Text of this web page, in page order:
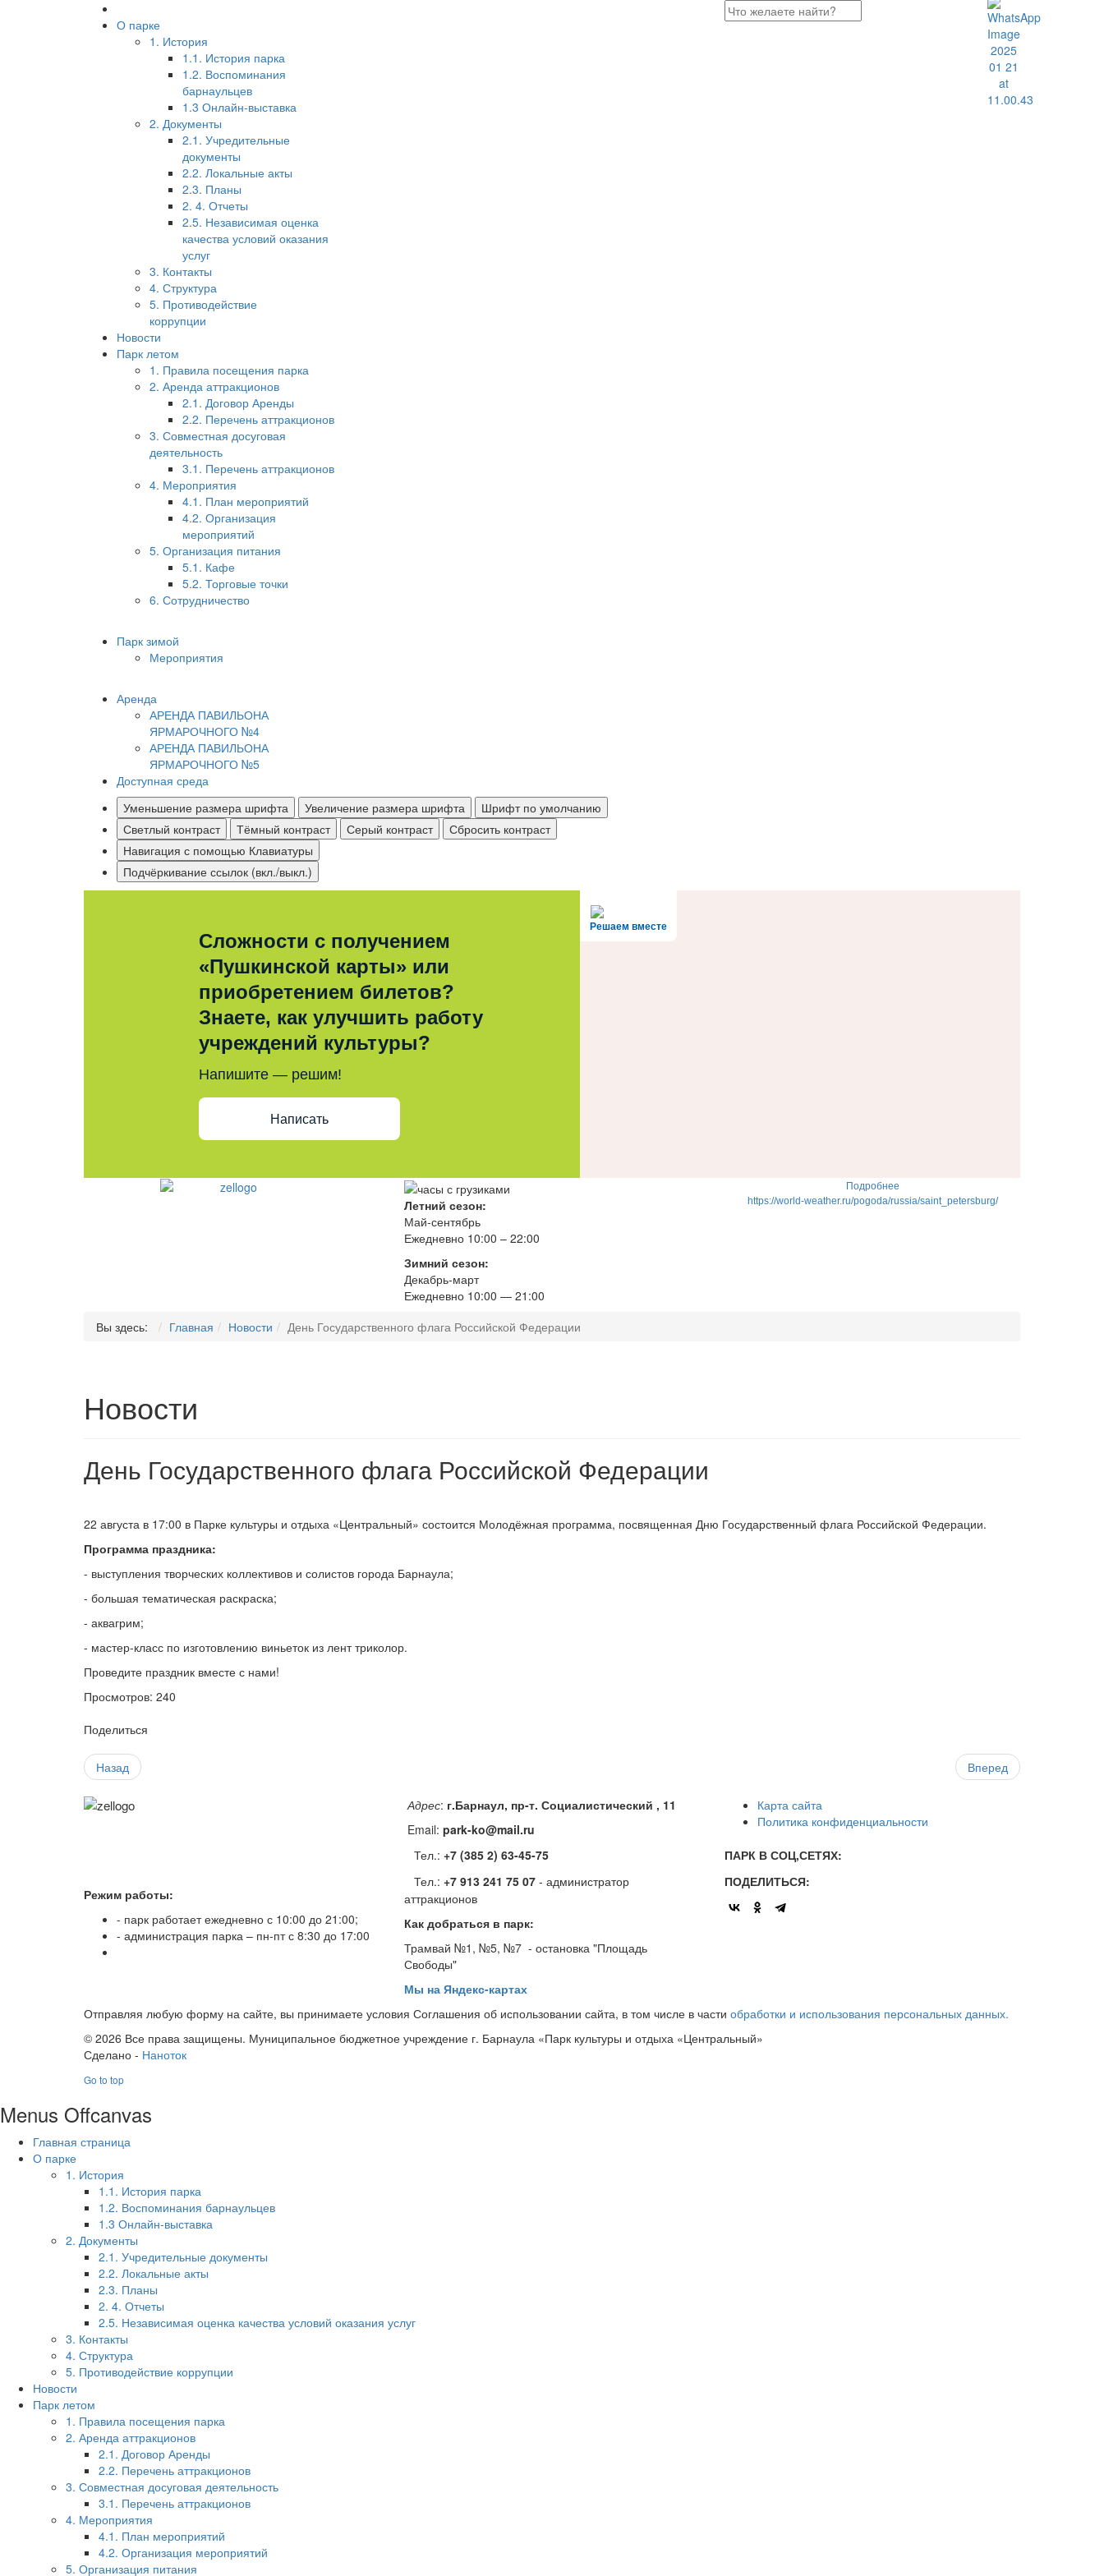
О парке
1. История
1.1. История парка
1.2. Воспоминания
барнаульцев
1.3 Онлайн-выставка
2. Документы
2.1. Учредительные
документы
2.2. Локальные акты
2.3. Планы
2. 4. Отчеты
2.5. Независимая оценка
качества условий оказания
услуг
3. Контакты
4. Структура
5. Противодействие
коррупции
Новости
Парк летом
1. Правила посещения парка
2. Аренда аттракционов
2.1. Договор Аренды
2.2. Перечень аттракционов
3. Совместная досуговая
деятельность
3.1. Перечень аттракционов
4. Мероприятия
4.1. План мероприятий
4.2. Организация
мероприятий
5. Организация питания
5.1. Кафе
5.2. Торговые точки
6. Сотрудничество
Парк зимой
Мероприятия
Аренда
АРЕНДА ПАВИЛЬОНА
ЯРМАРОЧНОГО №4
АРЕНДА ПАВИЛЬОНА
ЯРМАРОЧНОГО №5
Доступная среда
Уменьшение размера шрифта
Увеличение размера шрифта
Шрифт по умолчанию
Светлый контраст
Тёмный контраст Серый контраст
Сбросить контраст
Навигация с помощью Клавиатуры
Подчёркивание ссылок (вкл./выкл.)
Решаем вместе
Сложности с получением
«Пушкинской карты» или
приобретением билетов?
Знаете, как улучшить работу
учреждений культуры?
Напишите — решим!
Написать
Летний сезон:
Май-сентябрь
Ежедневно 10:00 – 22:00
Зимний сезон:
Декабрь-март
Ежедневно 10:00 — 21:00
Подробнее
https://world-weather.ru/pogoda/russia/saint_petersburg/
Вы здесь: Главная Новости День Государственного флага Российской Федерации
Новости
День Государственного флага Российской Федерации
22 августа в 17:00 в Парке культуры и отдыха «Центральный» состоится Молодёжная программа, посвященная Дню Государственный флага Российской Федерации.
Программа праздника:
- выступления творческих коллективов и солистов города Барнаула;
- большая тематическая раскраска;
- аквагрим;
- мастер-класс по изготовлению виньеток из лент триколор.
Проведите праздник вместе с нами!
Просмотров: 240
Поделиться
Назад Вперед
Режим работы:
- парк работает ежедневно с 10:00 до 21:00;
- администрация парка – пн-пт с 8:30 до 17:00
Адрес: г.Барнаул, пр-т. Социалистический , 11
Email: park-ko@mail.ru
Тел.: +7 (385 2) 63-45-75
Тел.: +7 913 241 75 07 - администратор
аттракционов
Как добраться в парк:
Трамвай №1, №5, №7 - остановка "Площадь
Свободы"
Мы на Яндекс-картах
Карта сайта
Политика конфиденциальности
ПАРК В СОЦ,СЕТЯХ:
ПОДЕЛИТЬСЯ:
Отправляя любую форму на сайте, вы принимаете условия Соглашения об использовании сайта, в том числе в части обработки и использования персональных данных.
© 2026 Все права защищены. Муниципальное бюджетное учреждение г. Барнаула «Парк культуры и отдыха «Центральный»
Сделано - Наноток
Go to top
Menus Offcanvas
Главная страница
О парке
1. История
1.1. История парка
1.2. Воспоминания барнаульцев
1.3 Онлайн-выставка
2. Документы
2.1. Учредительные документы
2.2. Локальные акты
2.3. Планы
2. 4. Отчеты
2.5. Независимая оценка качества условий оказания услуг
3. Контакты
4. Структура
5. Противодействие коррупции
Новости
Парк летом
1. Правила посещения парка
2. Аренда аттракционов
2.1. Договор Аренды
2.2. Перечень аттракционов
3. Совместная досуговая деятельность
3.1. Перечень аттракционов
4. Мероприятия
4.1. План мероприятий
4.2. Организация мероприятий
5. Организация питания